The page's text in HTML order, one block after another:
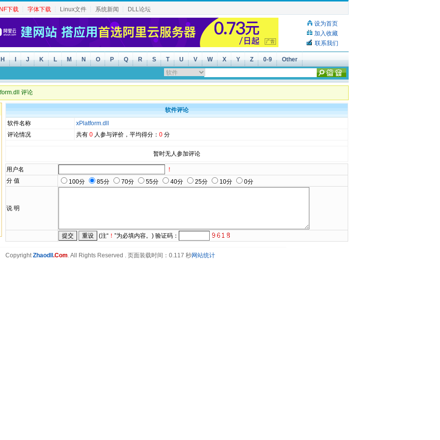
设为首页
加入收藏
联系我们
INF下载┆ 字体下载┆ Linux文件┆ 系统新闻 ┆ DLL论坛
H I J K L M N O P Q R S T U V W X Y Z 0-9 Other
评论
软件评论
软件名称
xPlatform.dll
评论情况
共有 0人参与评价，平均得分： 0分
暂时无人参加评论
用户名
！
分 值
100分 85分 70分 55分 40分 25分 10分 0分
说 明
(注“！ ”为必填内容。) 验证码：
CopyrightZhaodll .Com. All Rights Reserved . 页面装载时间：0.117 秒网站统计